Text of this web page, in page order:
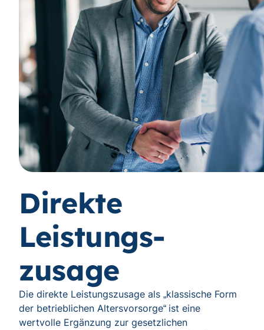
Direkte
Leistungs-
zusage
Die direkte Leistungszusage als„klassische Form
der betrieblichen Altersvorsorge“ ist eine
wertvolle Ergänzung zur gesetzlichen